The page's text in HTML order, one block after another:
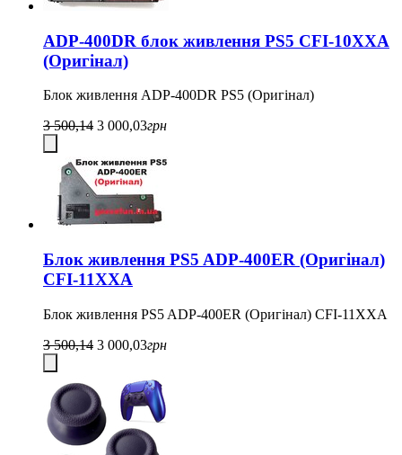
ADP-400DR блок живлення PS5 CFI-10XXA
(Оригінал)
Блок живлення ADP-400DR PS5 (Оригінал)
3 500,14 3 000,03грн
Блок живлення PS5 ADP-400ER (Оригінал)
CFI-11XXA
Блок живлення PS5 ADP-400ER (Оригінал) CFI-11XXA
3 500,14 3 000,03грн